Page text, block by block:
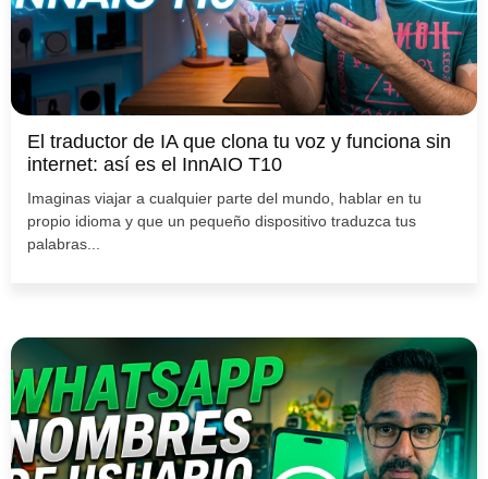
El traductor de IA que clona tu voz y funciona sin
internet: así es el InnAIO T10
Imaginas viajar a cualquier parte del mundo, hablar en tu
propio idioma y que un pequeño dispositivo traduzca tus
palabras...